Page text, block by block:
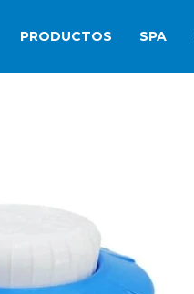
PRODUCTOS SPA